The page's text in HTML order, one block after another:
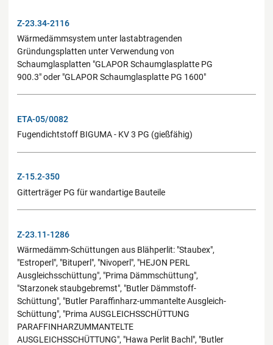
Z-23.34-2116
Wärmedämmsystem unter lastabtragenden
Gründungsplatten unter Verwendung von
Schaumglasplatten "GLAPOR Schaumglasplatte PG
900.3" oder "GLAPOR Schaumglasplatte PG 1600"
ETA-05/0082
Fugendichtstoff BIGUMA - KV 3 PG (gießfähig)
Z-15.2-350
Gitterträger PG für wandartige Bauteile
Z-23.11-1286
Wärmedämm-Schüttungen aus Blähperlit: "Staubex",
"Estroperl", "Bituperl", "Nivoperl", "HEJON PERL
Ausgleichsschüttung", "Prima Dämmschüttung",
"Starzonek staubgebremst", "Butler Dämmstoff-
Schüttung", "Butler Paraffinharz-ummantelte Ausgleich-
Schüttung", "Prima AUSGLEICHSSCHÜTTUNG
PARAFFINHARZUMMANTELTE
AUSGLEICHSSCHÜTTUNG", "Hawa Perlit Bachl", "Butler